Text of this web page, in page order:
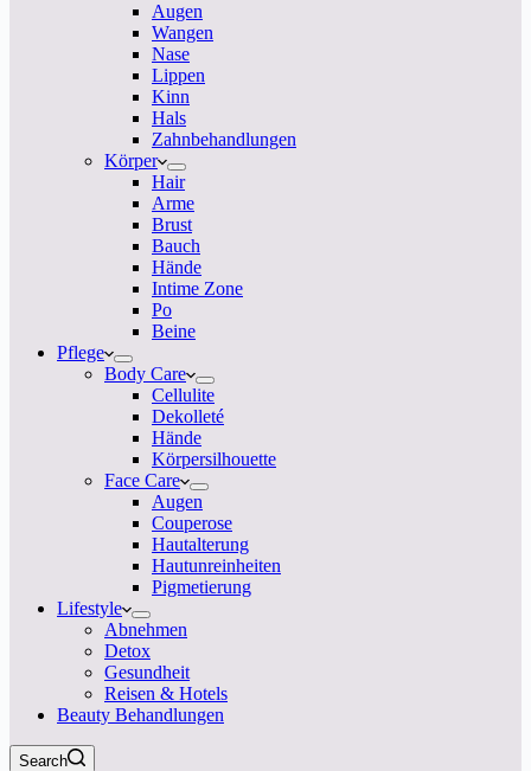
Augen
Wangen
Nase
Lippen
Kinn
Hals
Zahnbehandlungen
Körper
Hair
Arme
Brust
Bauch
Hände
Intime Zone
Po
Beine
Pflege
Body Care
Cellulite
Dekolleté
Hände
Körpersilhouette
Face Care
Augen
Couperose
Hautalterung
Hautunreinheiten
Pigmetierung
Lifestyle
Abnehmen
Detox
Gesundheit
Reisen & Hotels
Beauty Behandlungen
Search